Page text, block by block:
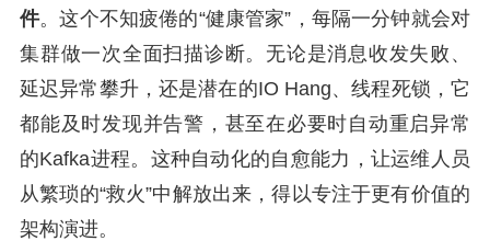
件。这个不知疲倦的“健康管家”，每隔一分钟就会对
集群做一次全面扫描诊断。无论是消息收发失败、
延迟异常攀升，还是潜在的IO Hang、线程死锁，它
都能及时发现并告警，甚至在必要时自动重启异常
的Kafka进程。这种自动化的自愈能力，让运维人员
从繁琐的“救火”中解放出来，得以专注于更有价值的
架构演进。